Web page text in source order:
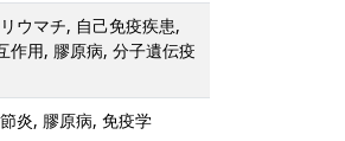
ウマチ, 自己免疫疾患,
作用, 膠原病, 分子遺伝疫
炎, 膠原病, 免疫学